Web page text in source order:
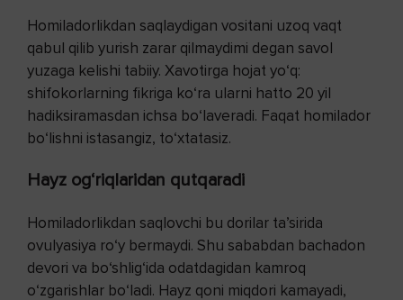
Homiladorlikdan saqlaydigan vositani uzoq vaqt
qabul qilib yurish zarar qilmaydimi degan savol
yuzaga kelishi tabiiy. Xavotirga hojat yo‘q:
shifokorlarning fikriga ko‘ra ularni hatto 20 yil
hadiksiramasdan ichsa bo‘laveradi. Faqat homilador
bo‘lishni istasangiz, to‘xtatasiz.
Hayz og‘riqlaridan qutqaradi
Homiladorlikdan saqlovchi bu dorilar ta’sirida
ovulyasiya ro‘y bermaydi. Shu sababdan bachadon
devori va bo‘shlig‘ida odatdagidan kamroq
o‘zgarishlar bo‘ladi. Hayz qoni miqdori kamayadi,